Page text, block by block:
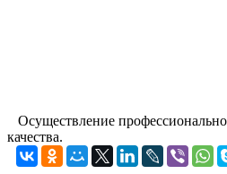
Осуществление
качества.